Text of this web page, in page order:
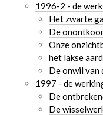
1996-2 - de
Het zwarte
De
Onze
het lakse
De onwil van
1997 - de
De
De